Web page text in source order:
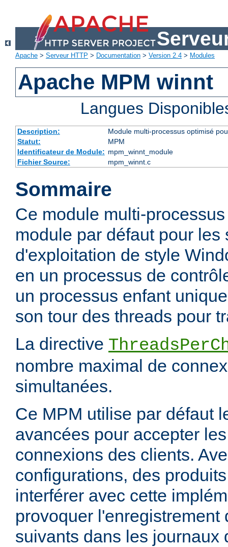
Apache > Serveur HTTP > Documentation > Version 2.4 > Modules
Apache MPM winnt
Langues
Description:
Module multi-processus optimisé
Statut:
MPM
Identificateur de Module: mpm_winnt_module
Fichier Source:
mpm_winnt.c
Sommaire
Ce module multi-
module par défaut pour les
d'exploitation de style
en un processus de
un processus enfant
son tour des threads pour
La directive
nombre maximal de
simultanées.
Ce MPM utilise par défaut
avancées pour accepter
connexions des clients.
configurations, des
interférer avec cette
provoquer l'enregistrement
suivants dans les journaux